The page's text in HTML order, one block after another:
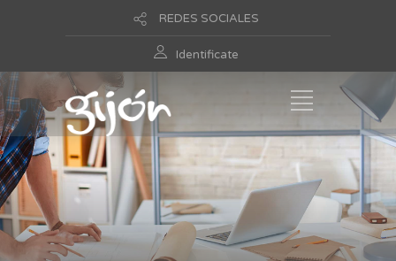
REDES SOCIALES
Identificate